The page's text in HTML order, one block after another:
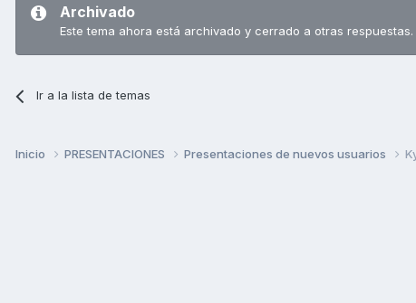
Archivado
Este tema ahora está archivado y cerrado a otras respuestas.
Ir a la lista de temas
Inicio PRESENTACIONES Presentaciones de nuevos usuarios